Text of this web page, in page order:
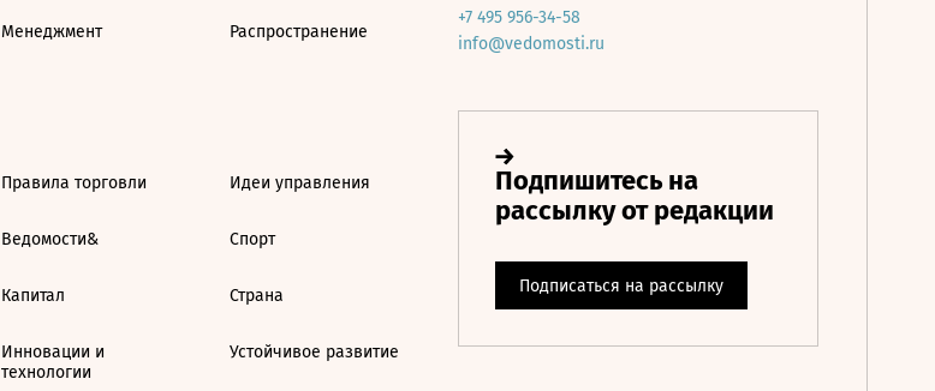
Менеджмент Распространение
Правила торговли
Ведомости&
Капитал
Инновации и
технологии
Идеи управления
Спорт
Страна
Устойчивое развитие
+7 495 956-34-58
info@vedomosti.ru